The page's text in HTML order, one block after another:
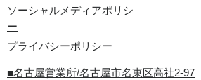
ソーシャルメディアポリシ
ー
プライバシーポリシー
■名古屋営業所/名古屋市名東区高社2-97